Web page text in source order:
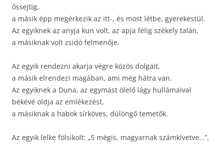
őssejtig,
a másik épp megérkezik az itt-, és most létbe, gyerekestül.
Az egyiknek az anyja kun volt, az apja félig székely talán,
a másiknak volt zsidó felmenője.
Az egyik rendezni akarja végre közös dolgait,
a másik elrendezi magában, ami még hátra van.
Az egyiknek a Duna, az egymást ölelő lágy hullámaival
békévé oldja az emlékezést,
a másiknak a habok sírköves, dülöngő temetők.
Az egyik lelke fölsikolt: „S mégis, magyarnak számkivetve…”,